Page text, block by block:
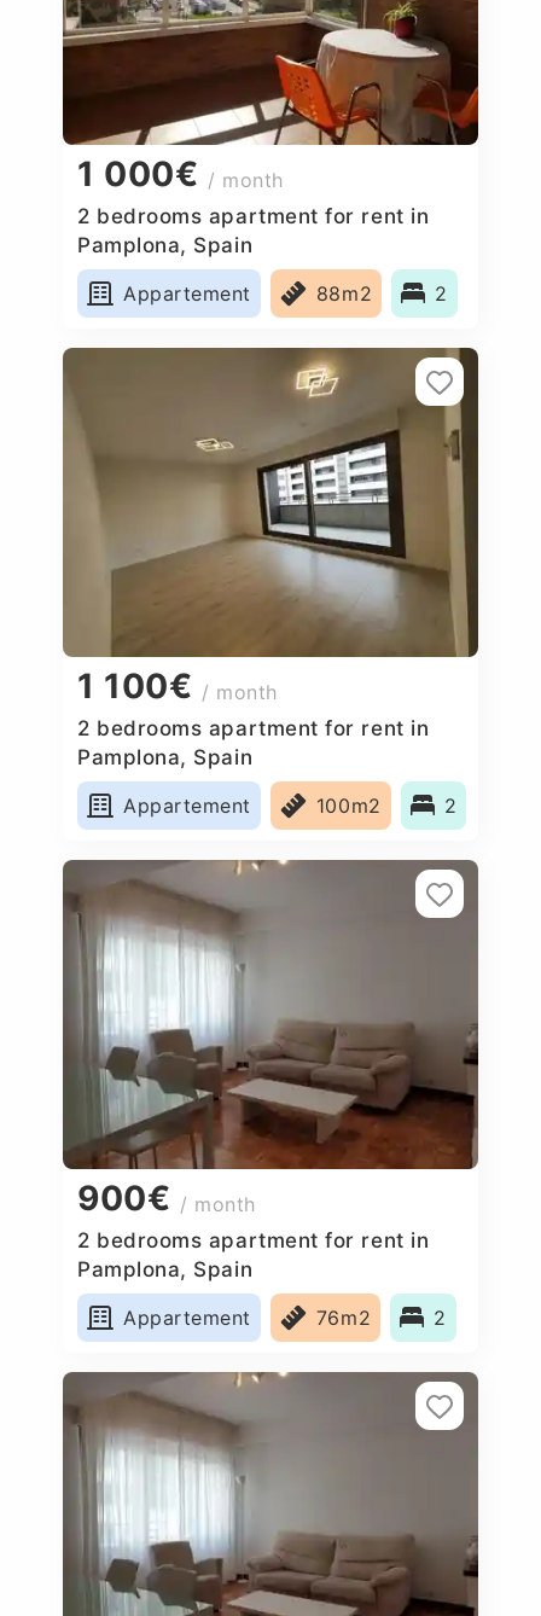
1 000€ / month
2 bedrooms apartment for rent in
Pamplona, Spain
Appartement
88m2 2
1 100€ / month
2 bedrooms apartment for rent in
Pamplona, Spain
Appartement
100m2 2
900€ / month
2 bedrooms apartment for rent in
Pamplona, Spain
Appartement
76m2 2